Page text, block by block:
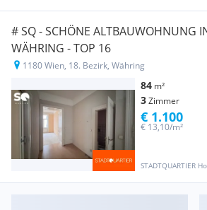
# SQ - SCHÖNE ALTBAUWOHNUNG
WÄHRING - TOP 16
1180 Wien, 18. Bezirk, Währing
84 m²
3Zimmer
STADTQUARTIER
€ 13,10/m²
€ 1.100